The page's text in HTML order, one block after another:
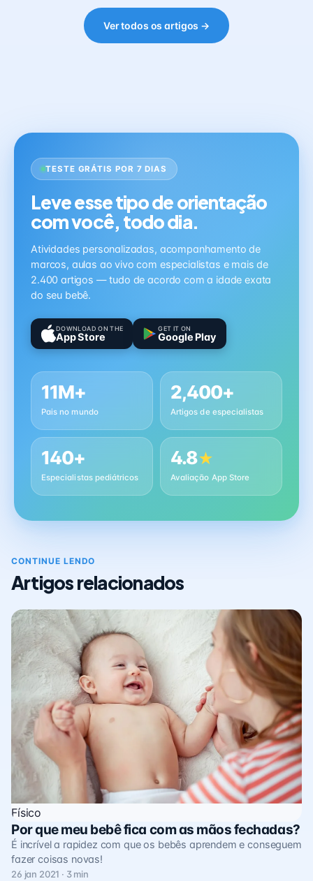
Ver todos os artigos →
TESTE GRÁTIS POR 7 DIAS
Leve esse tipo de orientação
com você, todo dia.
Atividades personalizadas, acompanhamento de
marcos, aulas ao vivo com especialistas e mais de
2.400 artigos — tudo de acordo com a idade exata
do seu bebê.
DOWNLOAD ON THE
App Store
GET IT ON
Google Play
11M+
Pais no mundo
2,400+
Artigos de especialistas
140+
Especialistas pediátricos
4.8★
Avaliação App Store
CONTINUE LENDO
Artigos relacionados
Físico
Por que meu bebê fica com as mãos fechadas?
É incrível a rapidez com que os bebês aprendem e conseguem
fazer coisas novas!
26 jan 2021 · 3 min